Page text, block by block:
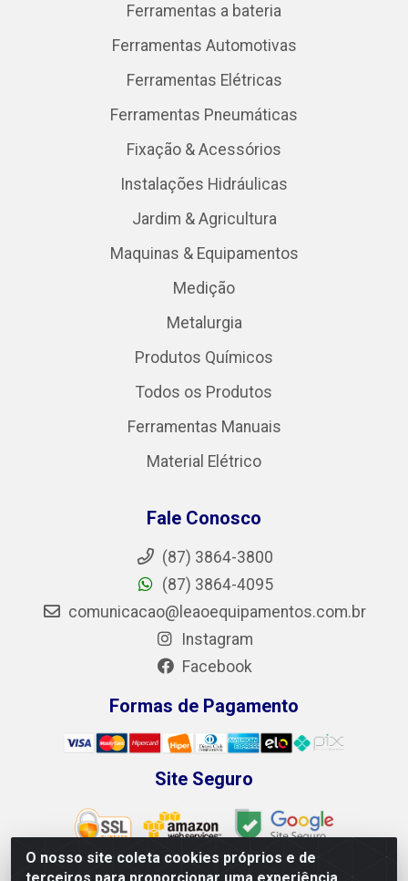
O nosso site coleta cookies próprios e de
Ferramentas a bateria
Ferramentas Automotivas
Ferramentas Elétricas
Ferramentas Pneumáticas
Fixação & Acessórios
Instalações Hidráulicas
Jardim & Agricultura
Maquinas & Equipamentos
Medição
Metalurgia
Produtos Químicos
Todos os Produtos
Ferramentas Manuais
Material Elétrico
Fale Conosco
(87) 3864-3800
(87) 3864-4095
comunicacao@leaoequipamentos.com.br
Instagram
Facebook
Formas de Pagamento
Site Seguro